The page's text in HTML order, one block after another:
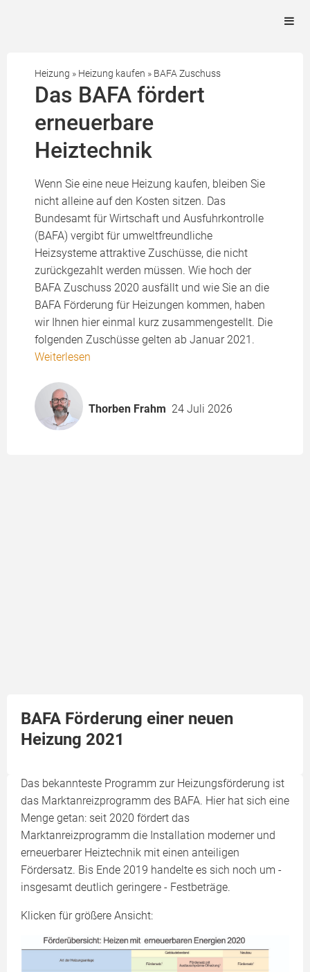
Heizung » Heizung kaufen » BAFA Zuschuss
Das BAFA fördert
erneuerbare
Heiztechnik
Wenn Sie eine neue Heizung kaufen, bleiben Sie
nicht alleine auf den Kosten sitzen. Das
Bundesamt für Wirtschaft und Ausfuhrkontrolle
(BAFA) vergibt für umweltfreundliche
Heizsysteme attraktive Zuschüsse, die nicht
zurückgezahlt werden müssen. Wie hoch der
BAFA Zuschuss 2020 ausfällt und wie Sie an die
BAFA Förderung für Heizungen kommen, haben
wir Ihnen hier einmal kurz zusammengestellt. Die
folgenden Zuschüsse gelten ab Januar 2021.
Weiterlesen
Thorben Frahm 24 Juli 2026
BAFA Förderung einer neuen
Heizung 2021
Das bekannteste Programm zur Heizungsförderung ist
das Marktanreizprogramm des BAFA. Hier hat sich eine
Menge getan: seit 2020 fördert das
Marktanreizprogramm die Installation moderner und
erneuerbarer Heiztechnik mit einen anteiligen
Fördersatz. Bis Ende 2019 handelte es sich noch um -
insgesamt deutlich geringere - Festbeträge.
Klicken für größere Ansicht: